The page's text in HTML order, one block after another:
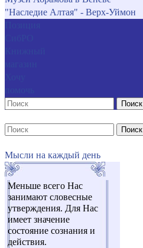
"Наследие Алтая" - Верх-Уймон
Поиск
Поиск
Мысли на каждый день
Меньше всего Нас
занимают словесные
утверждения. Для Нас
имеет значение
состояние сознания и
действия.